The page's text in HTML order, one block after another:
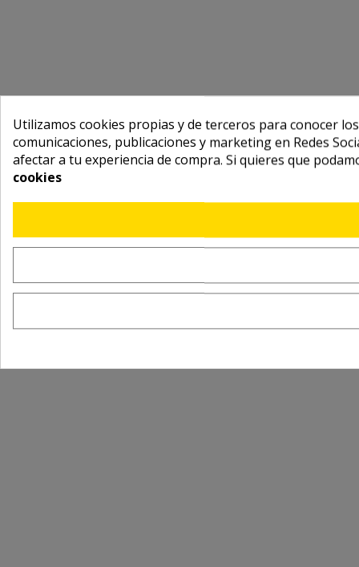
Utilizamos cookies propias y de terceros para conocer
comunicaciones, publicaciones y marketing en Redes
afectar a tu experiencia de compra. Si quieres que
cookies